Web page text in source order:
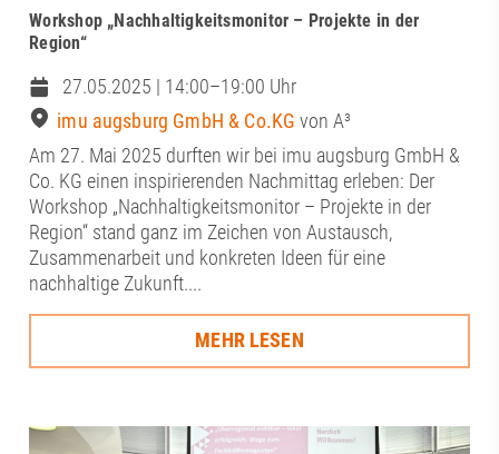
Workshop „Nachhaltigkeitsmonitor – Projekte in der
Region“
27.05.2025 | 14:00–19:00 Uhr
imu augsburg GmbH & Co.KG von A³
Am 27. Mai 2025 durften wir bei imu augsburg GmbH &
Co. KG einen inspirierenden Nachmittag erleben: Der
Workshop „Nachhaltigkeitsmonitor – Projekte in der
Region“ stand ganz im Zeichen von Austausch,
Zusammenarbeit und konkreten Ideen für eine
nachhaltige Zukunft....
MEHR LESEN